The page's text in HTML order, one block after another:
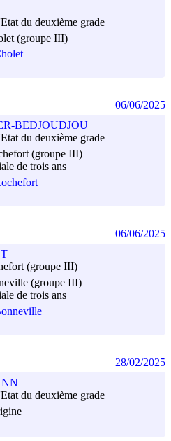
du deuxième grade
(groupe III)
BEDJOUDJOU
du deuxième grade
(groupe III)
de trois ans
06/06/2025
(groupe III)
(groupe III)
de trois ans
06/06/2025
du deuxième grade
28/02/2025